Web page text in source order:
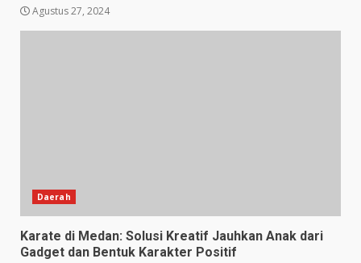
Agustus 27, 2024
Daerah
Karate di Medan: Solusi Kreatif Jauhkan Anak dari
Gadget dan Bentuk Karakter Positif